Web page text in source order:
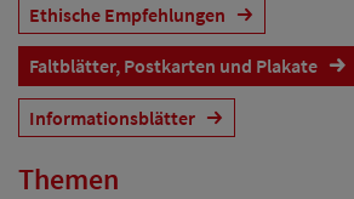
Ethische Empfehlungen
Faltblätter, Postkarten und Plakate
Informationsblätter
Themen